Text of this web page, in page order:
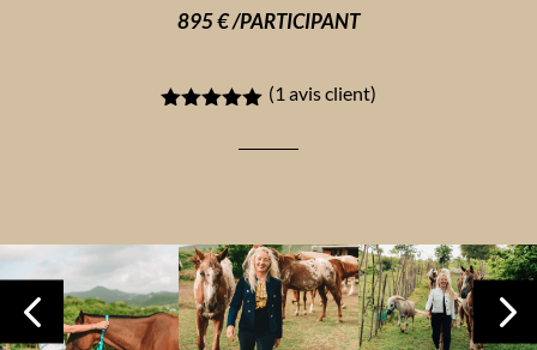
895 € /PARTICIPANT
(1 avis client)